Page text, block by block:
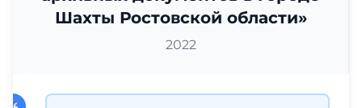
Шахты Ростовской области»
2022